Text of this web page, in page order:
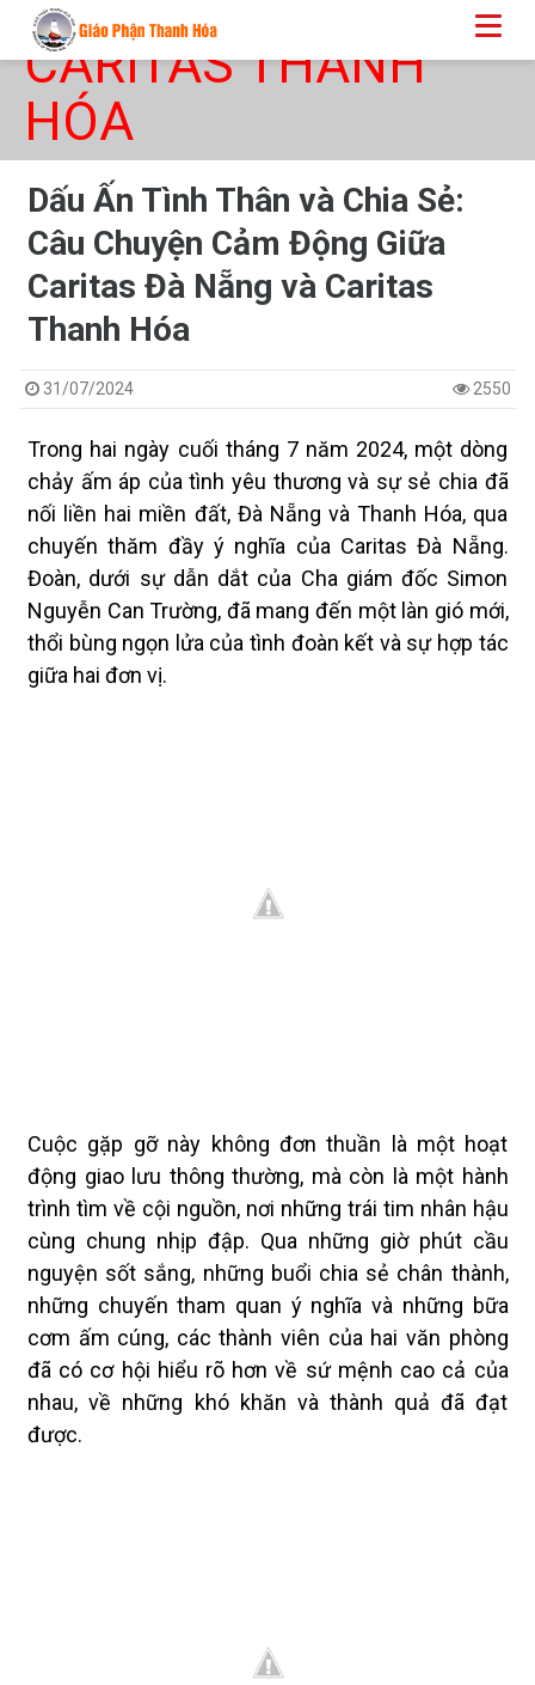
CARITAS THANH
HÓA
Dấu Ấn Tình Thân và Chia Sẻ:
Câu Chuyện Cảm Động Giữa
Caritas Đà Nẵng và Caritas
Thanh Hóa
31/07/2024 2550
Trong hai ngày cuối tháng 7 năm 2024, một dòng
chảy ấm áp của tình yêu thương và sự sẻ chia đã
nối liền hai miền đất, Đà Nẵng và Thanh Hóa, qua
chuyến thăm đầy ý nghĩa của Caritas Đà Nẵng.
Đoàn, dưới sự dẫn dắt của Cha giám đốc Simon
Nguyễn Can Trường, đã mang đến một làn gió mới,
thổi bùng ngọn lửa của tình đoàn kết và sự hợp tác
giữa hai đơn vị.
Cuộc gặp gỡ này không đơn thuần là một hoạt
động giao lưu thông thường, mà còn là một hành
trình tìm về cội nguồn, nơi những trái tim nhân hậu
cùng chung nhịp đập. Qua những giờ phút cầu
nguyện sốt sắng, những buổi chia sẻ chân thành,
những chuyến tham quan ý nghĩa và những bữa
cơm ấm cúng, các thành viên của hai văn phòng
đã có cơ hội hiểu rõ hơn về sứ mệnh cao cả của
nhau, về những khó khăn và thành quả đã đạt
được.